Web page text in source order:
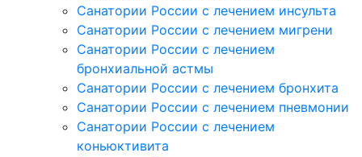
Санатории России с лечением инсульта
Санатории России с лечением мигрени
Санатории России с лечением
бронхиальной астмы
Санатории России с лечением бронхита
Санатории России с лечением пневмонии
Санатории России с лечением
коньюктивита